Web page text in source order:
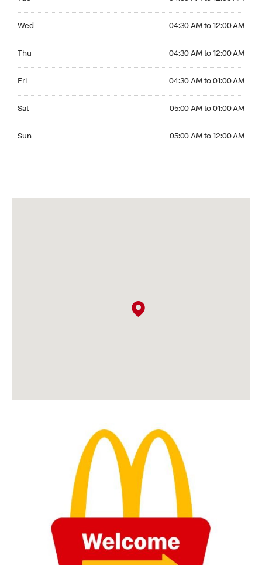
Wed 04:30 AM to 12:00 AM
Thu 04:30 AM to 12:00 AM
Fri 04:30 AM to 01:00 AM
Sat 05:00 AM to 01:00 AM
Sun 05:00 AM to 12:00 AM